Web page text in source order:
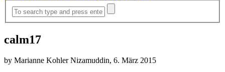
calm17
by Marianne Kohler Nizamuddin, 6. März 2015